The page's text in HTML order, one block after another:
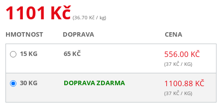
1101 Kč (36.70 Kč / kg)
HMOTNOST DOPRAVA CENA
15 KG 65 KČ 556.00 KČ
(37 KČ / KG)
30 KG DOPRAVA ZDARMA 1100.88 KČ
(37 KČ / KG)